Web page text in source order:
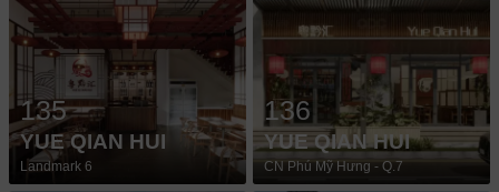
135
YUE QIAN HUI
Landmark 6
136
YUE QIAN HUI
CN Phú Mỹ Hưng - Q.7